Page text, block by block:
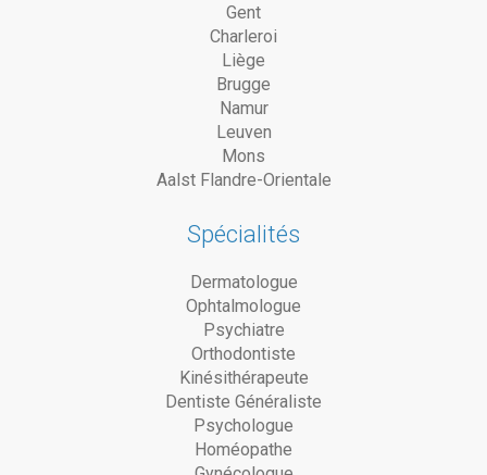
Gent
Charleroi
Liège
Brugge
Namur
Leuven
Mons
Aalst Flandre-Orientale
Spécialités
Dermatologue
Ophtalmologue
Psychiatre
Orthodontiste
Kinésithérapeute
Dentiste Généraliste
Psychologue
Homéopathe